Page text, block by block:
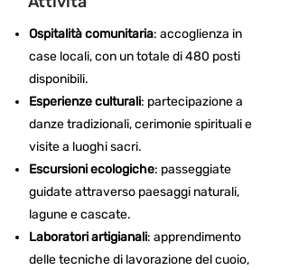
Ospitalità comunitaria: accoglienza in
case locali, con un totale di 480 posti
disponibili.
Esperienze culturali: partecipazione a
danze tradizionali, cerimonie spirituali e
visite a luoghi sacri.
Escursioni ecologiche: passeggiate
guidate attraverso paesaggi naturali,
lagune e cascate.
Laboratori artigianali: apprendimento
delle tecniche di lavorazione del cuoio,